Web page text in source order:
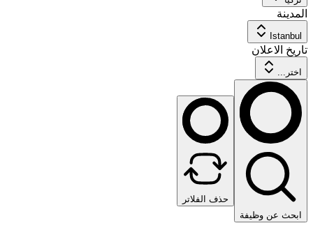
المدينة
Istanbul
تاريخ الاعلان
اختر...
ابحث عن وظيفة
حذف الفلاتر